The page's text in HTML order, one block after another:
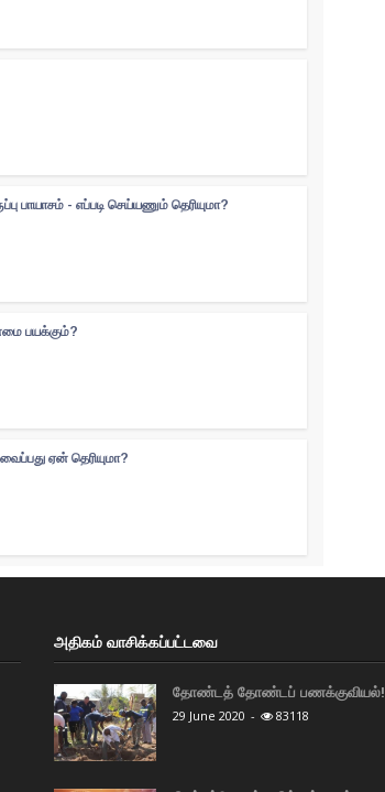
பாயாசம் - எப்படி செய்யணும் தெரியுமா?
பயக்கும்?
ஏன் தெரியுமா?
அதிகம் வாசிக்கப்பட்டவை
தோண்டத் தோண்டப் பணக்குவியல்!
29 June 2020 - 83118